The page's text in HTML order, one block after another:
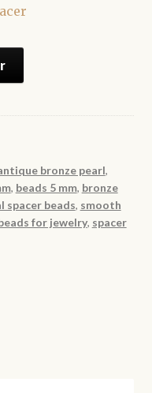
bronze pearl,
, beads 5 mm, bronze
spacer beads, smooth
for jewelry, spacer